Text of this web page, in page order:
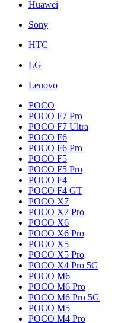
Huawei
Sony
HTC
LG
Lenovo
POCO
POCO F7 Pro
POCO F7 Ultra
POCO F6
POCO F6 Pro
POCO F5
POCO F5 Pro
POCO F4
POCO F4 GT
POCO X7
POCO X7 Pro
POCO X6
POCO X6 Pro
POCO X5
POCO X5 Pro
POCO X4 Pro 5G
POCO M6
POCO M6 Pro
POCO M6 Pro 5G
POCO M5
POCO M4 Pro